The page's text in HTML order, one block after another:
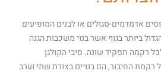
אדמדמים-סגולים או לבנים המופיעים
ביותר בגוף אשר בנוי משכבות הגנה
רקמה תפקיד שונה. סיבי הקולגן
החיבור, הם בנויים בצורת שתי וערב